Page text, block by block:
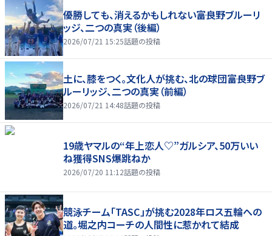
優勝しても、消えるかもしれない――富良野ブルーリ
ッジ、二つの真実（後編）
2026/07/21 15:25話題の投稿
土に、膝をつく。文化人が挑む、北の球団――富良野ブ
ルーリッジ、二つの真実（前編）
2026/07/21 14:48話題の投稿
19歳ヤマルの“年上恋人♡”ガルシア、50万いい
ね獲得SNS爆跳ねか
2026/07/20 11:12話題の投稿
競泳チーム「TASC」が挑む2028年ロス五輪への
道。堀之内コーチの人間性に惹かれて結成